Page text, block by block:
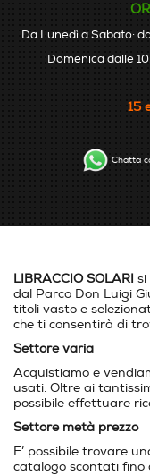
Da Lunedì a Sabato:
Domenica dalle
15
Chatta
LIBRACCIO SOLARI si
dal Parco Don Luigi
titoli vasto e
che ti consentirà di
Settore varia
Acquistiamo e
usati. Oltre ai
possibile effettuare
Settore metà prezzo
E’ possibile trovare
catalogo scontati fino